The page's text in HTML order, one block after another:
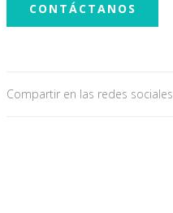
CONTÁCTANOS
Compartir en las redes sociales